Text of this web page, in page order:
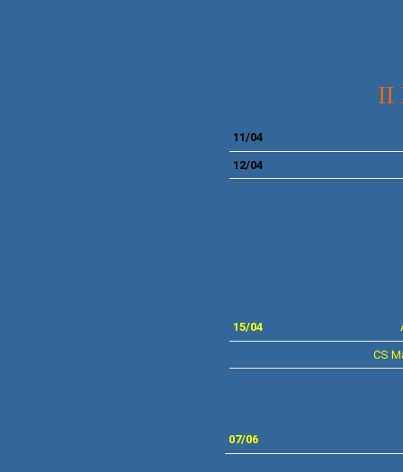
II
11/04
12/04
15/04
CS
07/06